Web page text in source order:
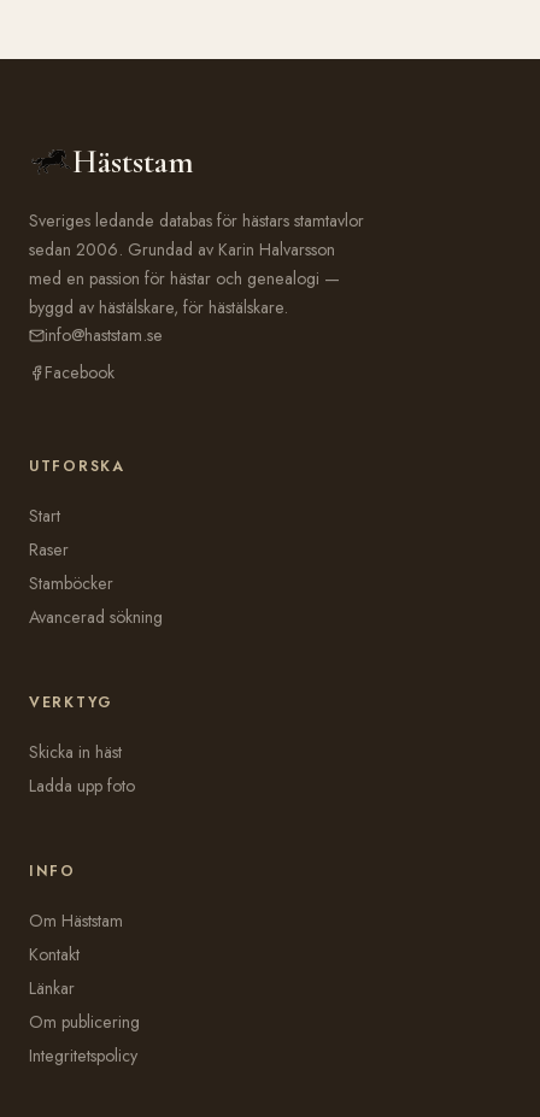
Häststam
Sveriges ledande databas för hästars stamtavlor
sedan 2006. Grundad av Karin Halvarsson
med en passion för hästar och genealogi —
byggd av hästälskare, för hästälskare.
info@haststam.se
Facebook
UTFORSKA
Start
Raser
Stamböcker
Avancerad sökning
VERKTYG
Skicka in häst
Ladda upp foto
INFO
Om Häststam
Kontakt
Länkar
Om publicering
Integritetspolicy